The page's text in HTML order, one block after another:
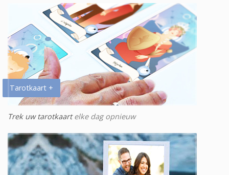
Tarotkaart +
Trek uw tarotkaartelke dag opnieuw